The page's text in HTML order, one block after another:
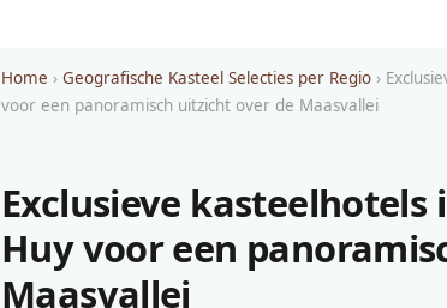
Home › Geografische Kasteel Selecties per Regio ›
voor een panoramisch uitzicht over de Maasvallei
Exclusieve kasteelhotels
Huy voor een
Maasvallei